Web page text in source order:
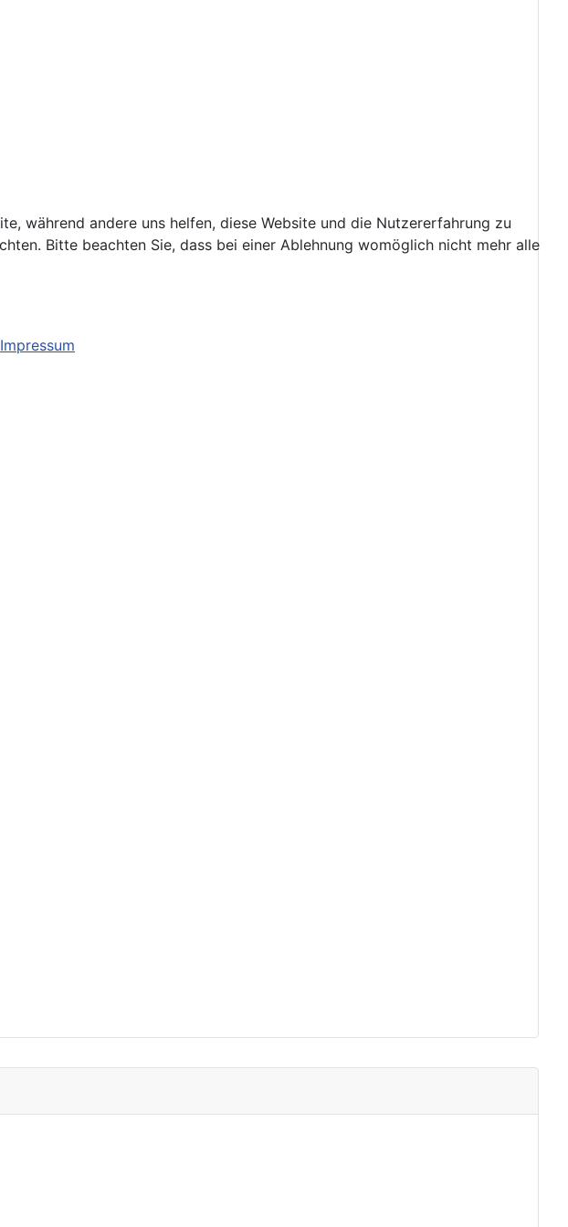
während andere uns helfen, diese Website und die Nutzererfahrung zu
Bitte beachten Sie, dass bei einer Ablehnung womöglich nicht mehr alle
Impressum